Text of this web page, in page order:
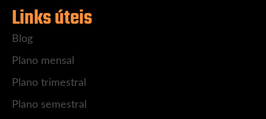
Links úteis
Blog
Plano mensal
Plano trimestral
Plano semestral